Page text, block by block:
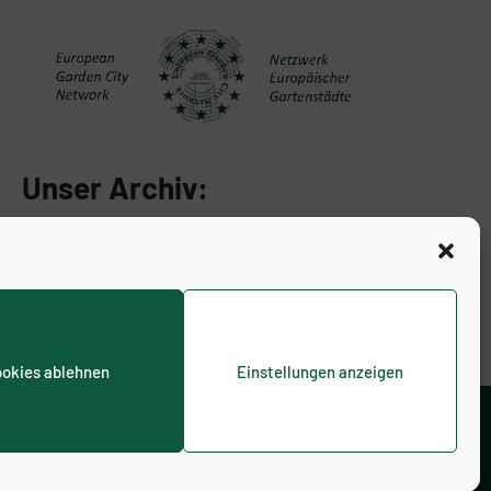
ablehnen Einstellungen anzeigen
Unser Archiv: